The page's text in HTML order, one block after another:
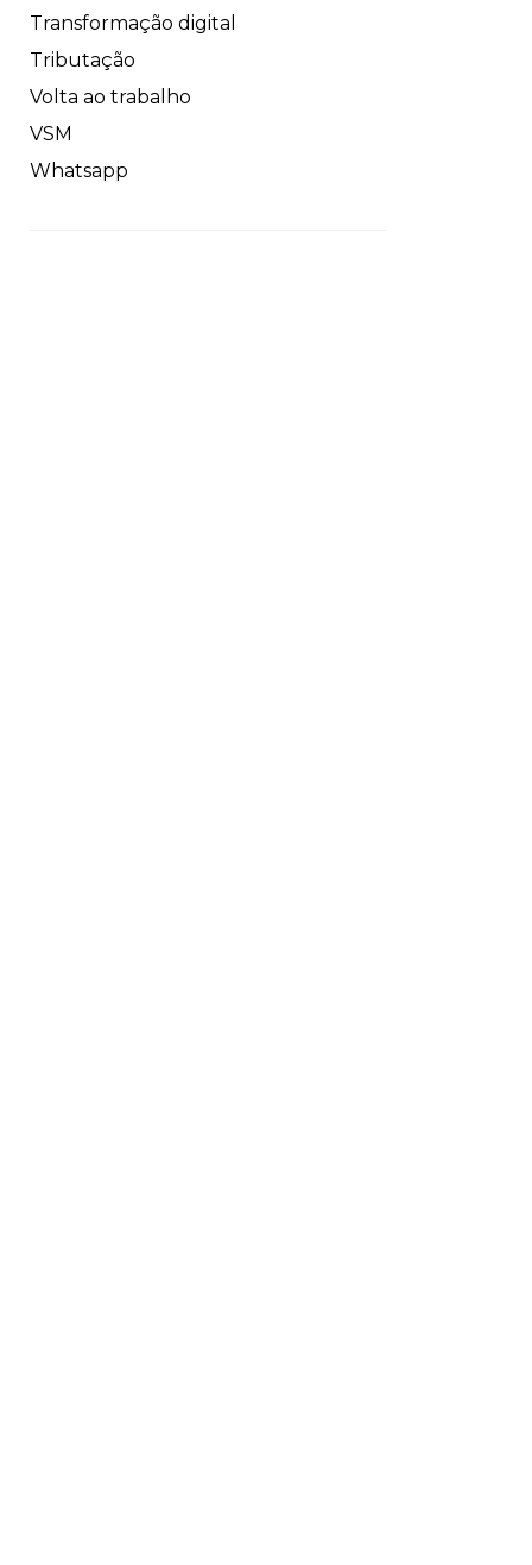
Transformação digital
Tributação
Volta ao trabalho
VSM
Whatsapp